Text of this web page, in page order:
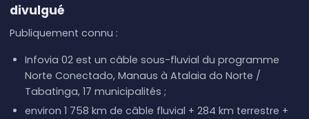
divulgué
Publiquement connu :
Infovia 02 est un câble sous-fluvial du programme
Norte Conectado, Manaus à Atalaia do Norte /
Tabatinga, 17 municipalités ;
environ 1 758 km de câble fluvial + 284 km terrestre +